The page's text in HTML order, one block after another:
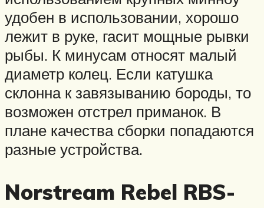
удобен в использовании, хорошо
лежит в руке, гасит мощные рывки
рыбы. К минусам относят малый
диаметр колец. Если катушка
склонна к завязыванию бороды, то
возможен отстрел приманок. В
плане качества сборки попадаются
разные устройства.
Norstream Rebel RBS-